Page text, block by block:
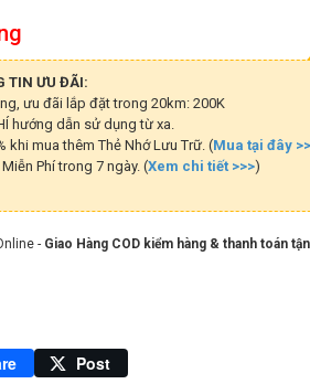
TIN ƯU ĐÃI:
ưu đãi lắp đặt trong 20km: 200K
hướng dẫn sử dụng từ xa.
khi mua thêm Thẻ Nhớ Lưu Trữ. (Mua tại đây
Phí trong 7 ngày. (Xem chi tiết >>>)
- Giao Hàng COD kiểm hàng & thanh toán
Post